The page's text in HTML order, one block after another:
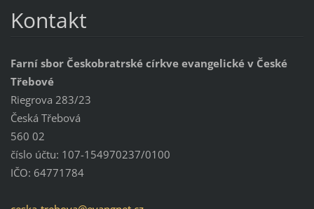
Kontakt
Farní sbor Českobratrské církve evangelické v České
Třebové
Riegrova 283/23
Česká Třebová
560 02
číslo účtu: 107-154970237/0100
IČO: 64771784